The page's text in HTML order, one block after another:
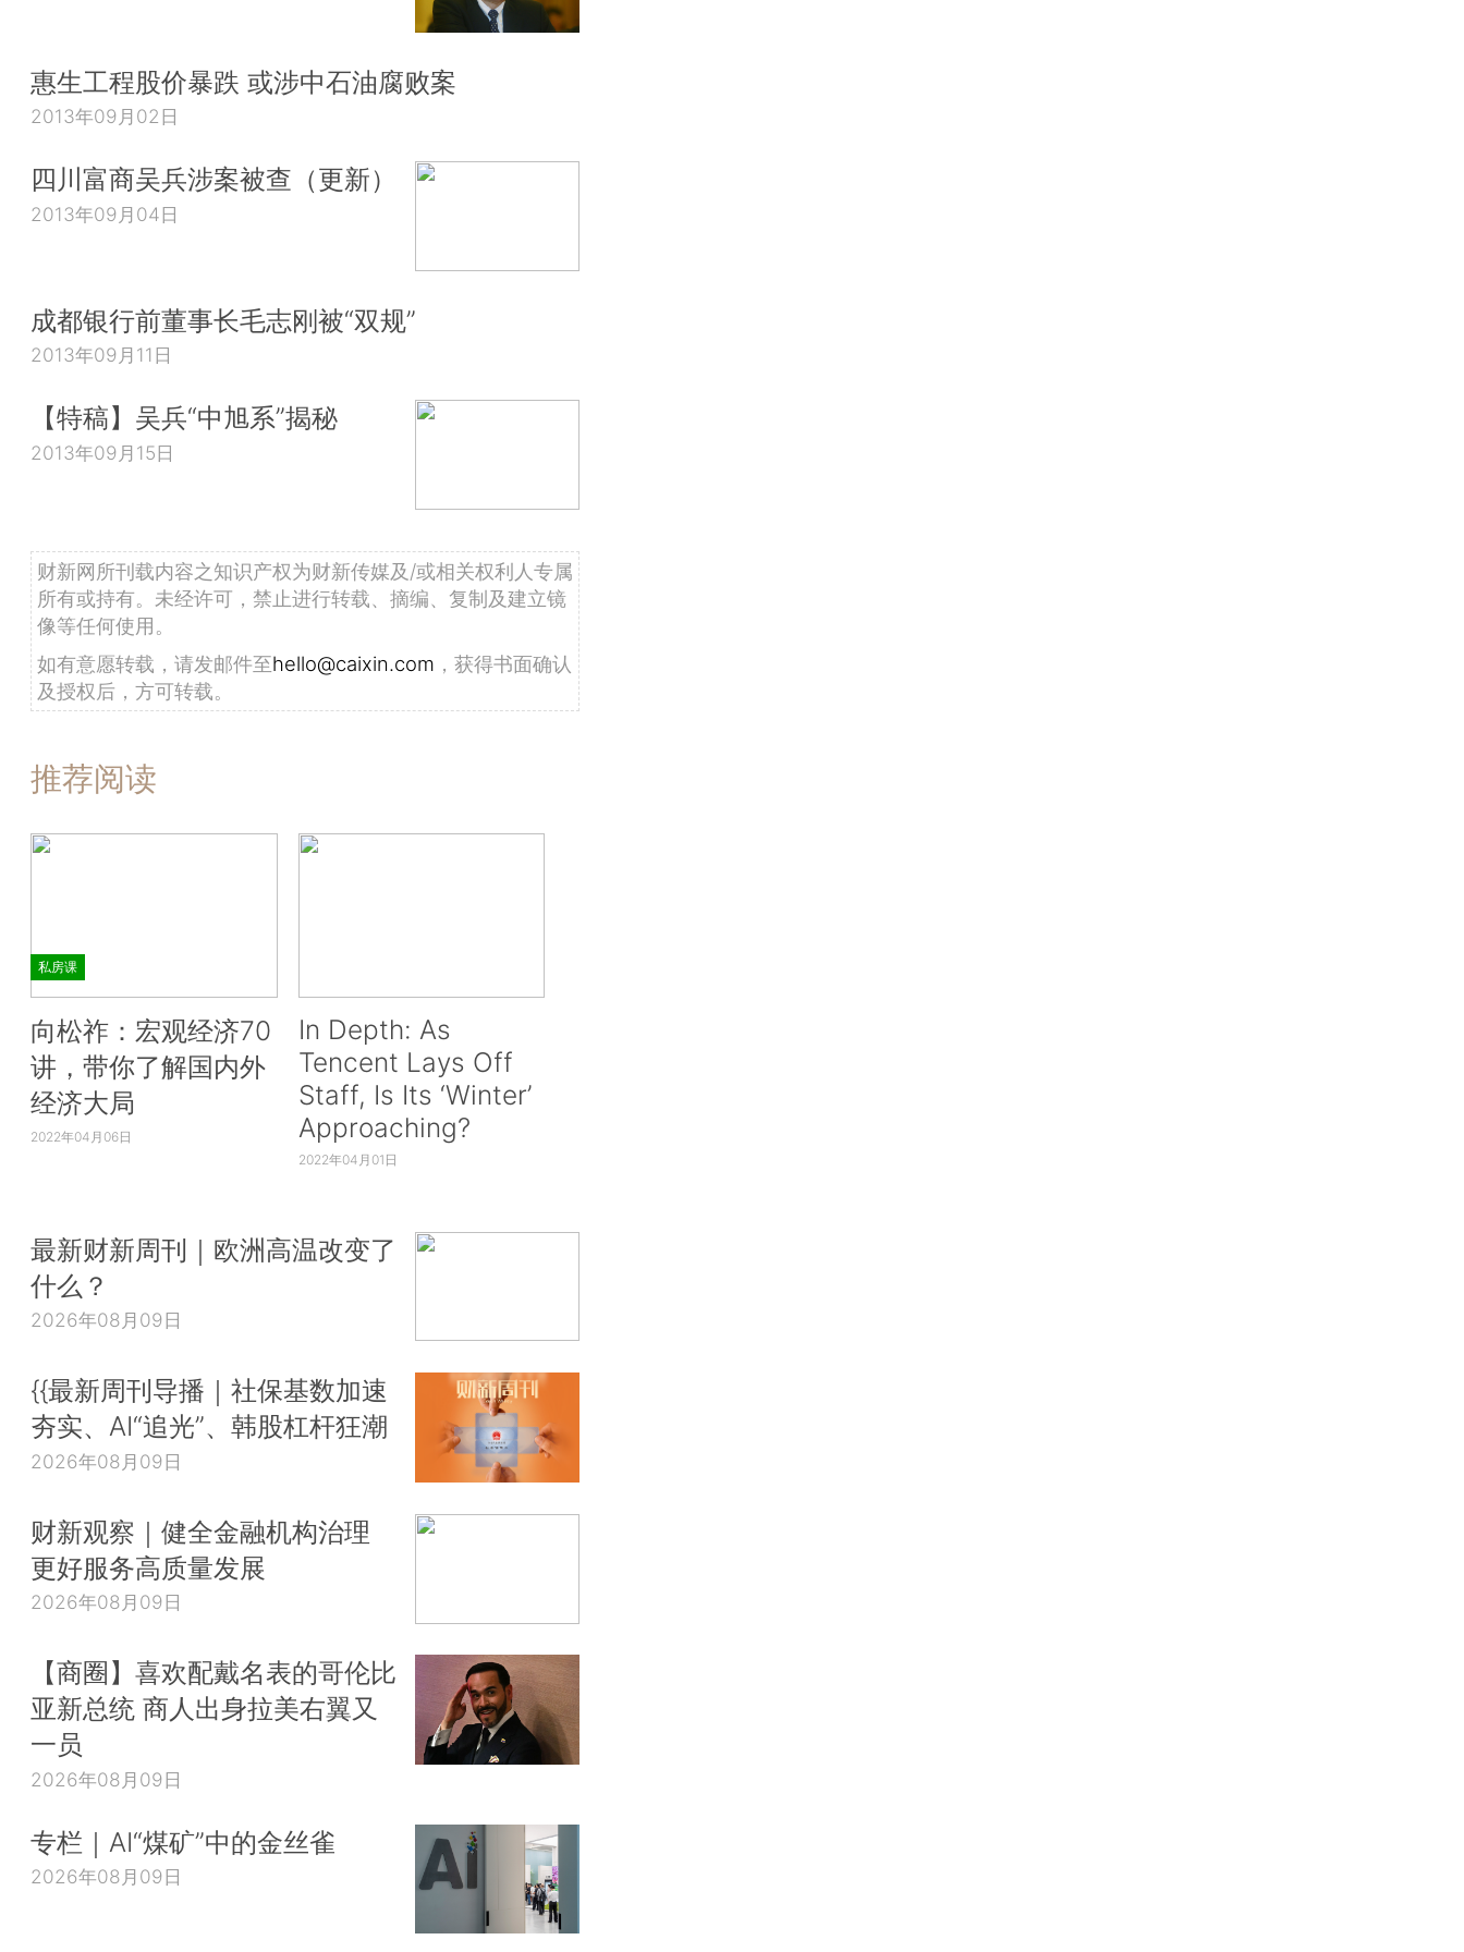
惠生工程股价暴跌 或涉中石油腐败案
2013年09月02日
四川富商吴兵涉案被查（更新）
2013年09月04日
成都银行前董事长毛志刚被“双规”
2013年09月11日
【特稿】吴兵“中旭系”揭秘
2013年09月15日
财新网所刊载内容之知识产权为财新传媒及/或相关权利人专属
所有或持有。未经许可，禁止进行转载、摘编、复制及建立镜
像等任何使用。
如有意愿转载，请发邮件至hello@caixin.com ，获得书面确认
及授权后，方可转载。
推荐阅读
私房课
向松祚：宏观经济70
讲，带你了解国内外
经济大局
2022年04月06日
In Depth: As
Tencent Lays Off
Staff, Is Its ‘Winter’
Approaching?
2022年04月01日
最新财新周刊｜欧洲高温改变了
什么？
2026年08月09日
{{最新周刊导播｜社保基数加速
夯实、AI“追光”、韩股杠杆狂潮
2026年08月09日
财新观察｜健全金融机构治理
更好服务高质量发展
2026年08月09日
【商圈】喜欢配戴名表的哥伦比
亚新总统 商人出身拉美右翼又
一员
2026年08月09日
专栏｜AI“煤矿”中的金丝雀
2026年08月09日